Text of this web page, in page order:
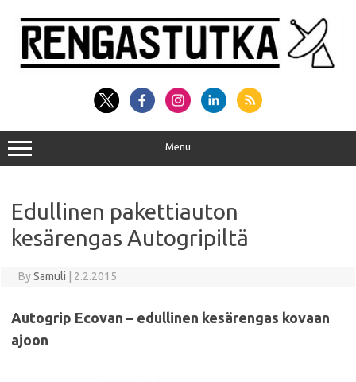
content
Menu
Edullinen pakettiauton
kesärengas Autogripiltä
BySamuli 2.2.2015
Autogrip Ecovan – edullinen kesärengas kovaan
ajoon